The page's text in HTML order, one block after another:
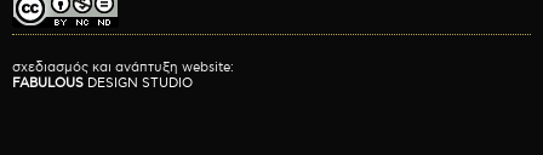
σχεδιασμός και ανάπτυξη website:
FABULOUS DESIGN STUDIO